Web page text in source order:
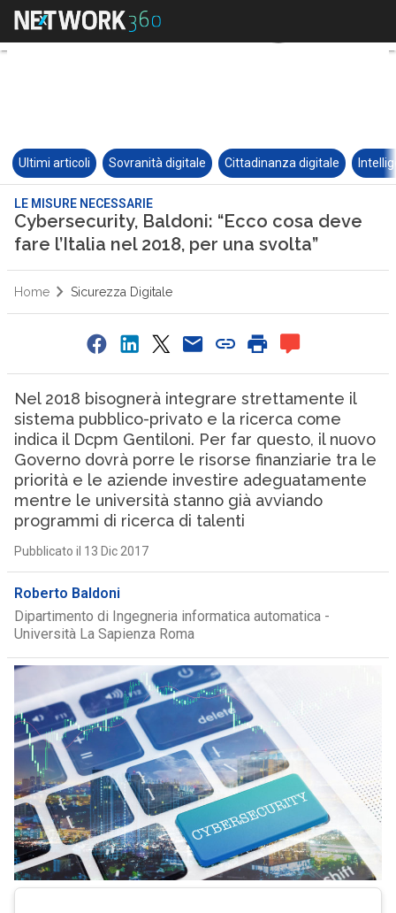
Ultimi articoli Sovranità digitale Cittadinanza digitale
LE MISURE NECESSARIE
Cybersecurity, Baldoni: “Ecco cosa deve
fare l’Italia nel 2018, per una svolta”
Home Sicurezza Digitale
Nel 2018 bisognerà integrare strettamente il
sistema pubblico-privato e la ricerca come
indica il Dcpm Gentiloni. Per far questo, il nuovo
Governo dovrà porre le risorse finanziarie tra le
priorità e le aziende investire adeguatamente
mentre le università stanno già avviando
programmi di ricerca di talenti
Pubblicato il 13 Dic 2017
Roberto Baldoni
Dipartimento di Ingegneria informatica automatica -
Università La Sapienza Roma